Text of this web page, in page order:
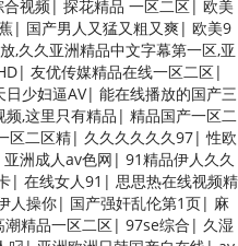
合视频| 探花精品 一区二区| 欧美
| 国产男人又猛又粗又爽| 欧美9
,久久亚洲精品中文字幕第一区,亚
| 友优传媒精品在线一区二区|
日少妇逼AV| 能在线播放的国产三
频,这里只有精品 | 精品国产一区二
区二区精| 久久久久久久97|性欧
亚洲成人av色网 | 91精品伊人久久
| 在线女人91 | 思思热在线视频精
人操你| 国产强奸乱伦第1页| 麻
潮精品一区二区| 97se综合 | 久湿